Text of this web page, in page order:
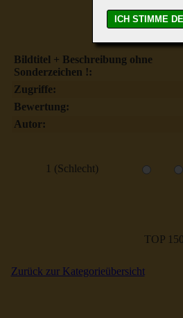
Bildtitel + Beschreibung ohne
Sonderzeichen !:
Zugriffe:
Bewertung:
Autor:
1 (Schlecht)
TOP
Zurück zur Kategorieübersicht